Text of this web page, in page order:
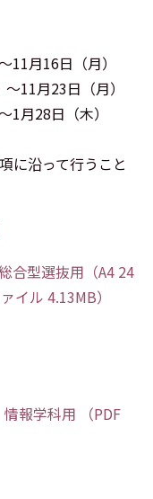
月16日（月）
月23日（月）
28日（木）
に沿って行うこと
合型選抜用（A4 24
イル 4.13MB）
報学科用 （PDF